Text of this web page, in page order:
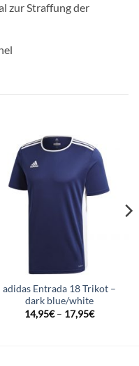
zur Straffung der
adidas Entrada 18 Trikot –
dark blue/white
14,95€– 17,95€